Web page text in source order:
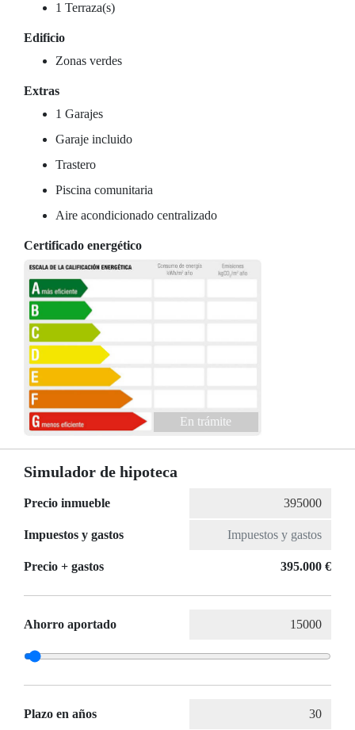
1 Terraza(s)
Edificio
Zonas verdes
Extras
1 Garajes
Garaje incluido
Trastero
Piscina comunitaria
Aire acondicionado centralizado
Certificado energético
En trámite
Simulador de hipoteca
Precio inmueble
Impuestos y gastos
Precio + gastos 395.000 €
Ahorro aportado
Plazo en años